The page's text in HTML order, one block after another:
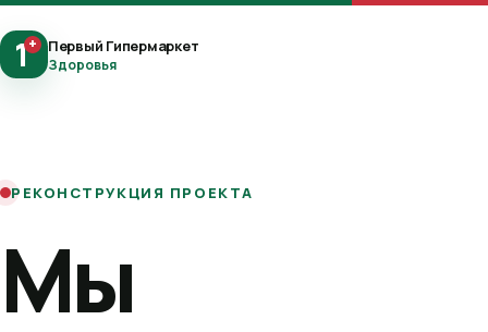
1+ Первый Гипермаркет
Здоровья
РЕКОНСТРУКЦИЯ ПРОЕКТА
Мы